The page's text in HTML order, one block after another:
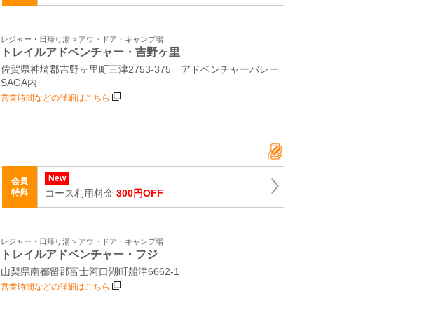
レジャー・日帰り湯 > アウトドア・キャンプ場
トレイルアドベンチャー・吉野ヶ里
佐賀県神埼郡吉野ヶ里町三津2753-375 アドベンチャーバレー
SAGA内
営業時間などの詳細はこちら
会員
特典
New
コース利用料金 300円OFF
レジャー・日帰り湯 > アウトドア・キャンプ場
トレイルアドベンチャー・フジ
山梨県南都留郡富士河口湖町船津6662-1
営業時間などの詳細はこちら